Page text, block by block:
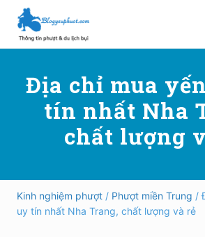
Menu
Skip
main
qua
primary
Hướng
phượt,
và
ngoài
nước
an
Địa chỉ mua
tín nhất Nha
chất lượng
Kinh nghiệm phượt / Phượt miền Trung /
uy tín nhất Nha Trang, chất lượng và rẻ